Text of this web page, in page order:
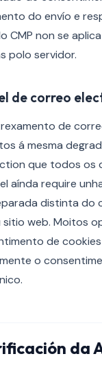
do envío e
CMP non se
polo servidor.
de correo
de
á mesma
que todos os
aínda require
distinta do
web. Moitos
de
o
da